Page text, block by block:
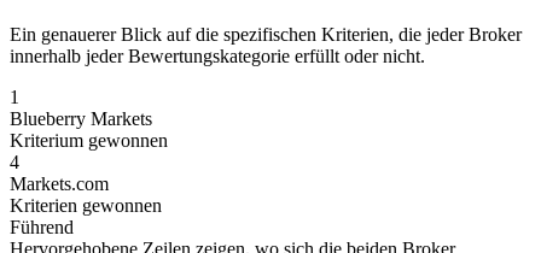
Ein genauerer Blick auf die spezifischen Kriterien, die jeder Broker
innerhalb jeder Bewertungskategorie erfüllt oder nicht.
1
Blueberry Markets
Kriterium gewonnen
4
Markets.com
Kriterien gewonnen
Führend
Hervorgehobene Zeilen zeigen, wo sich die beiden Broker